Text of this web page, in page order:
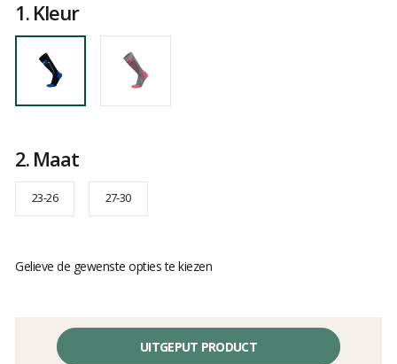
1.Kleur
2.Maat
23-26 27-30
Gelieve de gewenste opties te kiezen
UITGEPUT PRODUCT